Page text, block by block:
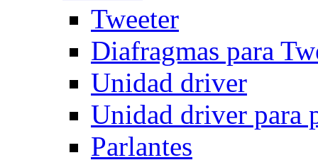
Tweeter
Diafragmas para
Unidad driver
Unidad driver para
Parlantes